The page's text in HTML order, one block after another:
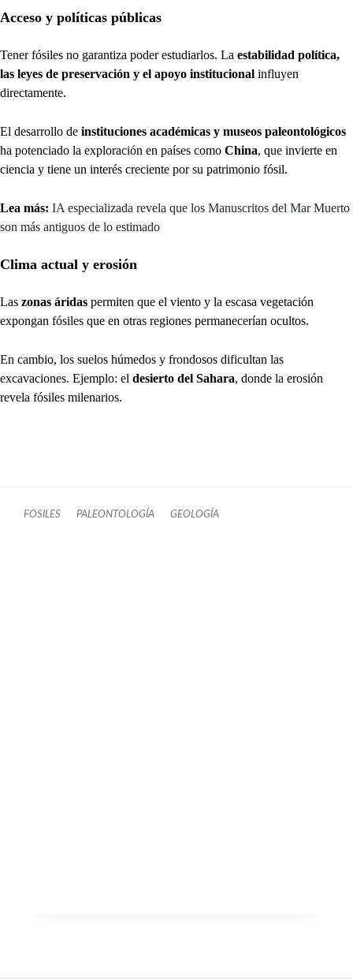
Acceso y políticas públicas
Tener fósiles no garantiza poder estudiarlos. La estabilidad política,
las leyes de preservación y el apoyo institucional influyen
directamente.
El desarrollo de instituciones académicas y museos paleontológicos
ha potenciado la exploración en países como China, que invierte en
ciencia y tiene un interés creciente por su patrimonio fósil.
Lea más: IA especializada revela que los Manuscritos del Mar Muerto
son más antiguos de lo estimado
Clima actual y erosión
Las zonas áridas permiten que el viento y la escasa vegetación
expongan fósiles que en otras regiones permanecerían ocultos.
En cambio, los suelos húmedos y frondosos dificultan las
excavaciones. Ejemplo: el desierto del Sahara, donde la erosión
revela fósiles milenarios.
FOSILES PALEONTOLOGÍA GEOLOGÍA